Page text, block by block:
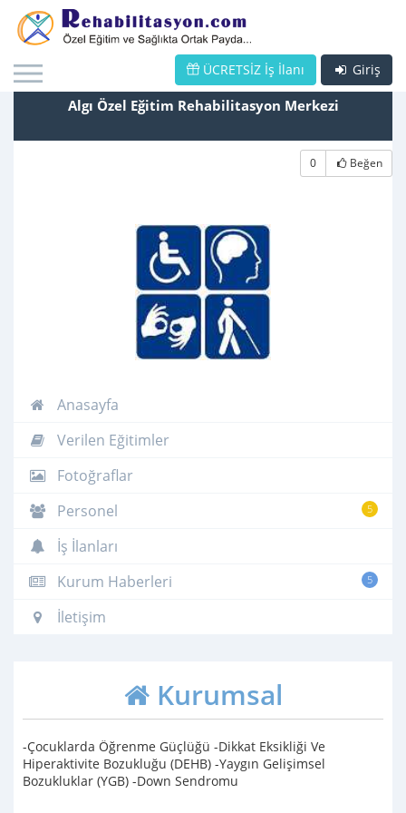
Giriş
ÜCRETSİZ İş İlanı
Algı Özel Eğitim Rehabilitasyon Merkezi
0 Beğen
Anasayfa
Verilen Eğitimler
Fotoğraflar
5
Personel
İş İlanları
5
Kurum Haberleri
İletişim
Kurumsal
-Çocuklarda Öğrenme Güçlüğü -Dikkat Eksikliği Ve
Hiperaktivite Bozukluğu (DEHB) -Yaygın Gelişimsel
Bozukluklar (YGB) -Down Sendromu